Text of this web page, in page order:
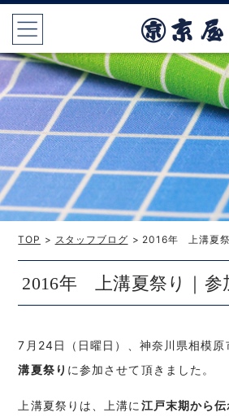
TOP > スタッフブログ > 2016年 上溝夏祭
2016年 上溝夏祭り｜参
7月24日（日曜日）、神奈川県相模原
溝夏祭り に参加させて頂きました。
上溝夏祭りは、上溝に 江戸末期から